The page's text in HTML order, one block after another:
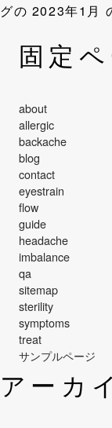
グの 2023年1月
固定
about
allergic
backache
blog
contact
eyestrain
flow
guide
headache
imbalance
qa
sitemap
sterility
symptoms
treat
サンプルページ
アーカ